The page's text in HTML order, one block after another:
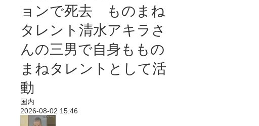
ョンで死去 ものまね
タレント清水アキラさ
んの三男で自身ももの
まねタレントとして活
動
国内
2026-08-02 15:46